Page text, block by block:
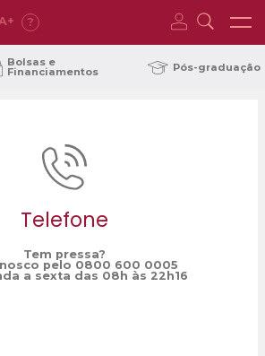
+ ?
Bolsas e
Financiamentos Pós-graduação
Telefone
Tem pressa?
pelo 0800 600 0005
a sexta das 08h às 22h16